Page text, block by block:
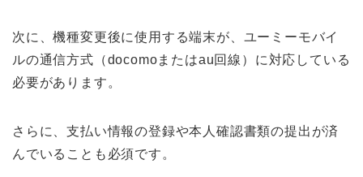
次に、機種変更後に使用する端末が、ユーミーモバイ
ルの通信方式（docomoまたはau回線）に対応している
必要があります。
さらに、支払い情報の登録や本人確認書類の提出が済
んでいることも必須です。